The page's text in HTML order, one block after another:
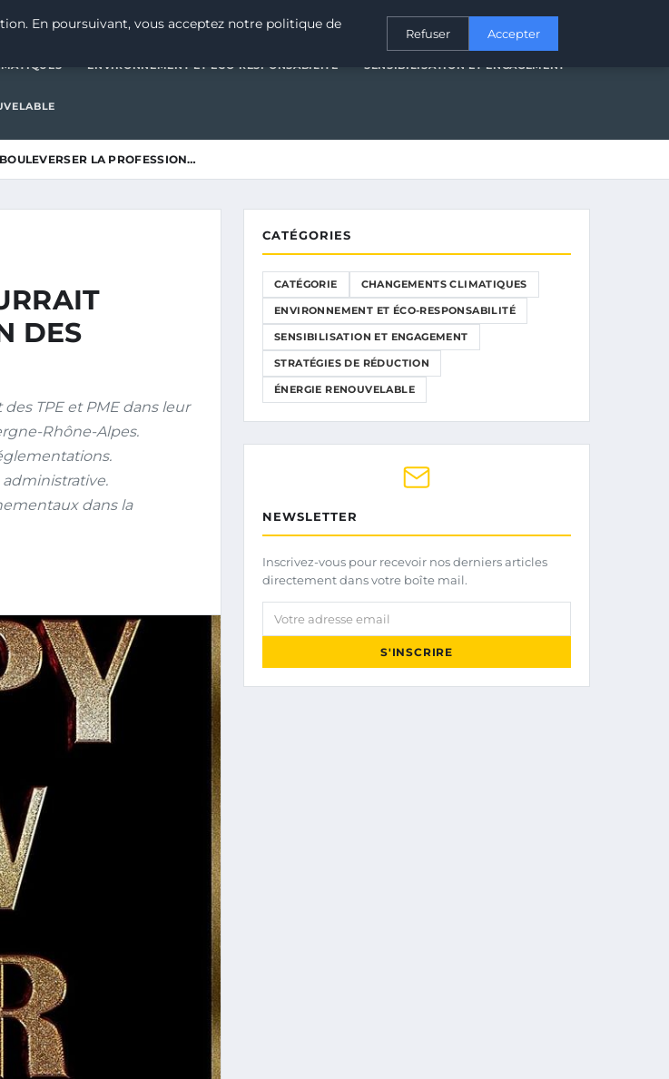
CLIMATIQUES ENVIRONNEMENT ET ÉCO-RESPONSABILITÉSENSIBILISATION ET ENGAGEMENT
ENVIRONNEMENT ET ÉCO-RESPONSABILITÉ SENSIBILISATION ET ENGAGEMENT
LA PROFESSION…
DES
TPE et PME dans leur
Rhône-Alpes.
dans la
CATÉGORIES
CATÉGORIE CHANGEMENTS CLIMATIQUES
ENVIRONNEMENT ET ÉCO-RESPONSABILITÉ
SENSIBILISATION ET ENGAGEMENT
STRATÉGIES DE RÉDUCTION
ÉNERGIE RENOUVELABLE
NEWSLETTER
Inscrivez-vous pour recevoir nos derniers articles
directement dans votre boîte mail.
Votre adresse email
S'INSCRIRE
En poursuivant, vous acceptez notre politique de
Refuser Accepter